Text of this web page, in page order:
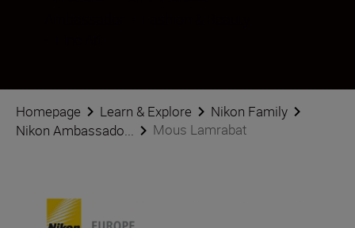
Homepage Learn & Explore
Nikon Family
Nikon Ambassado...
Mous Lamrabat